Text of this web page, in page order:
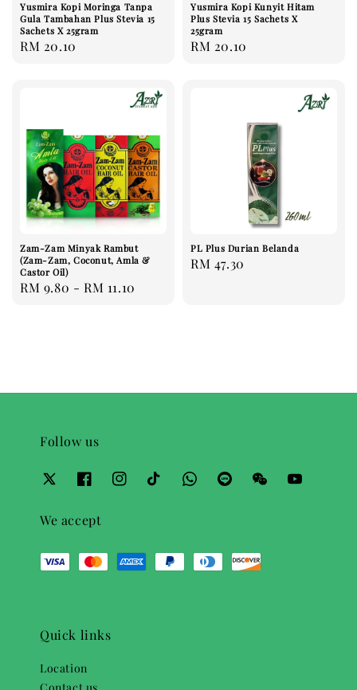
Yusmira Kopi Moringa Tanpa
Gula Tambahan Plus Stevia 15
Sachets X 25gram
Regular
RM 20.10
Yusmira Kopi Kunyit Hitam
Plus Stevia 15 Sachets X
25gram
Regular
RM 20.10
Zam-Zam Minyak Rambut
(Zam-Zam, Coconut, Amla &
Castor Oil)
Regular
RM 9.80 -RM 11.10
PL Plus Durian Belanda
Regular
RM 47.30
Follow us
We accept
Quick links
Location
Contact us